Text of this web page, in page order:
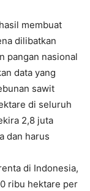
membuat
dilibatkan
pangan nasional
data yang
sawit
di seluruh
2,8 juta
dan harus
di Indonesia,
ribu hektare per